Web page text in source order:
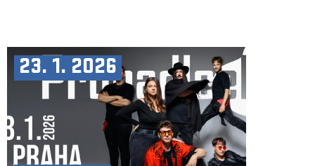
23. 1. 2026